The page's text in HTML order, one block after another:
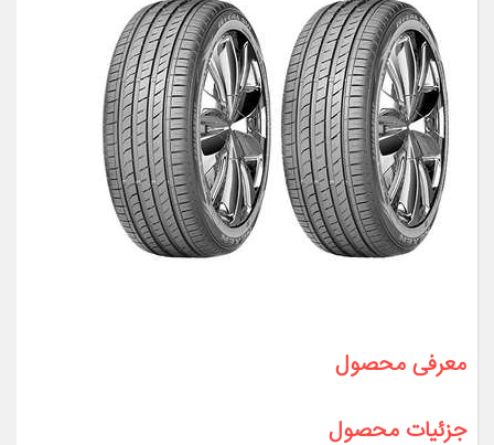
معرفی محصول
جزئیات محصول